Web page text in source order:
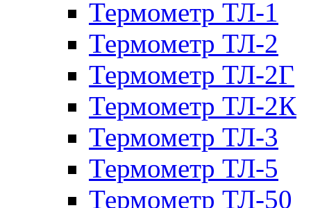
Термометр ТЛ-1
Термометр ТЛ-2
Термометр ТЛ-2Г
Термометр ТЛ-2К
Термометр ТЛ-3
Термометр ТЛ-5
Термометр ТЛ-50